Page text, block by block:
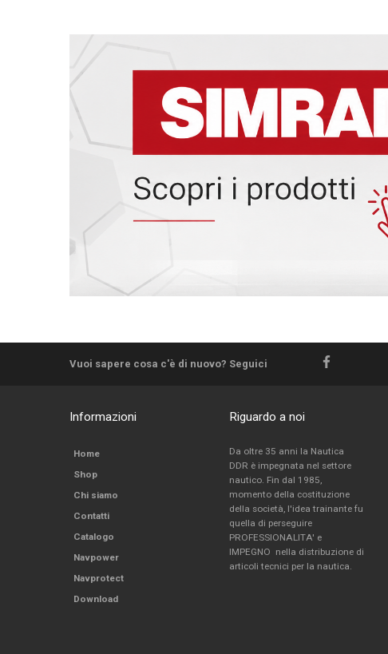
Vuoi sapere cosa c'è di nuovo? Seguici
Informazioni
Home
Shop
Chi siamo
Contatti
Catalogo
Navpower
Navprotect
Download
Riguardo a noi
Da oltre 35 anni la Nautica
DDR è impegnata nel settore
nautico. Fin dal 1985,
momento della costituzione
della società, l'idea trainante fu
quella di perseguire
PROFESSIONALITA' e
IMPEGNO nella distribuzione di
articoli tecnici per la nautica.